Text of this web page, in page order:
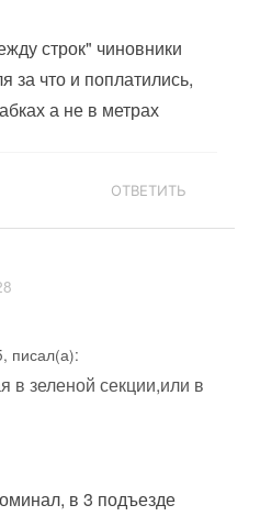
строк" чиновники
за что и поплатились,
а не в метрах
ОТВЕТИТЬ
писал(а):
в зеленой секции,или в
в 3 подъезде